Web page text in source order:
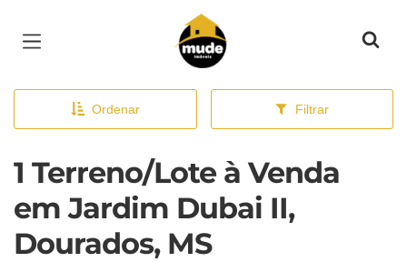
Página inicial
Ordenar Filtrar
1 Terreno/Lote à Venda
em Jardim Dubai II,
Dourados, MS